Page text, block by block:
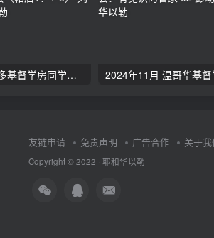
2024年 多伦多基督学房同学聚会：有福的教会（帖后1：1-5） 刘志雄
友链申请 免责声明 广告合作 关于我
Copyright © 2022 · 耶和华以勒